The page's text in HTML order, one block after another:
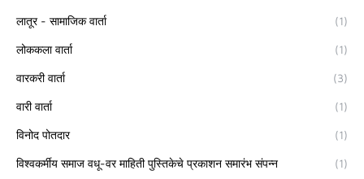
लातूर - सामाजिक वार्ता (1)
लोककला वार्ता (1)
वारकरी वार्ता (3)
वारी वार्ता (1)
विनोद पोतदार (1)
विश्वकर्मीय समाज वधू-वर माहिती पुस्तिकेचे प्रकाशन समारंभ संपन्न (1)